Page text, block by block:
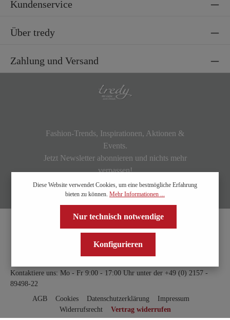
Kundenservice
Über tredy
Zahlung und Versand
Fashion-Trends, Inspirationen, Aktionen &
Events.
Jetzt Newsletter abonnieren und nichts mehr
verpassen!
Kontaktiere uns: Mo - Fr 9:00 - 17:00 Uhr unter der +49 (0) 2157 -
89498-22
AGB
Cookies Datenschutzerklärung
Impressum
Widerrufsrecht
Vertrag widerrufen
Diese Website verwendet Cookies, um eine bestmögliche Erfahrung
bieten zu können. Mehr Informationen ...
Nur technisch notwendige
Konfigurieren